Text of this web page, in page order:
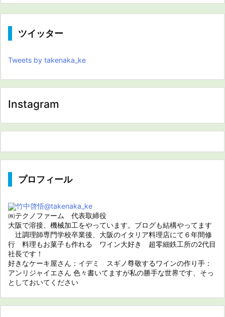
ツイッター
Tweets by takenaka_ke
Instagram
プロフィール
竹中啓悟@takenaka_ke
㈱テクノファーム 代表取締役
大阪で溶接、機械加工をやっています。ブログも結構やってます
辻調理師専門学校卒業後、大阪のイタリア料理店にて６年間修
行 料理もお菓子も作れる ワイン大好き 超零細鉄工所の2代目
社長です！
好きなケーキ屋さん：イデミ スギノ尊敬するワインの作り手：
アンリジャイエさん 色々書いてますが私の勝手な世界です、そっ
としておいてください